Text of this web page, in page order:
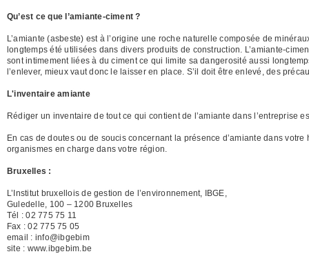
Qu’est ce que l’amiante-ciment ?
L’amiante (asbeste) est à l’origine une roche naturelle composée de
longtemps été utilisées dans divers produits de construction. L’amiante-
sont intimement liées à du ciment ce qui limite sa dangerosité aussi
l’enlever, mieux vaut donc le laisser en place. S’il doit être enlevé, des
L'inventaire amiante
Rédiger un inventaire de tout ce qui contient de l’amiante dans l’entreprise
En cas de doutes ou de soucis concernant la présence d’amiante dans
organismes en charge dans votre région.
Bruxelles :
L’Institut bruxellois de gestion de l’environnement, IBGE,
Guledelle, 100 – 1200 Bruxelles
Tél : 02 775 75 11
Fax : 02 775 75 05
email : info@ibgebim
site : www.ibgebim.be